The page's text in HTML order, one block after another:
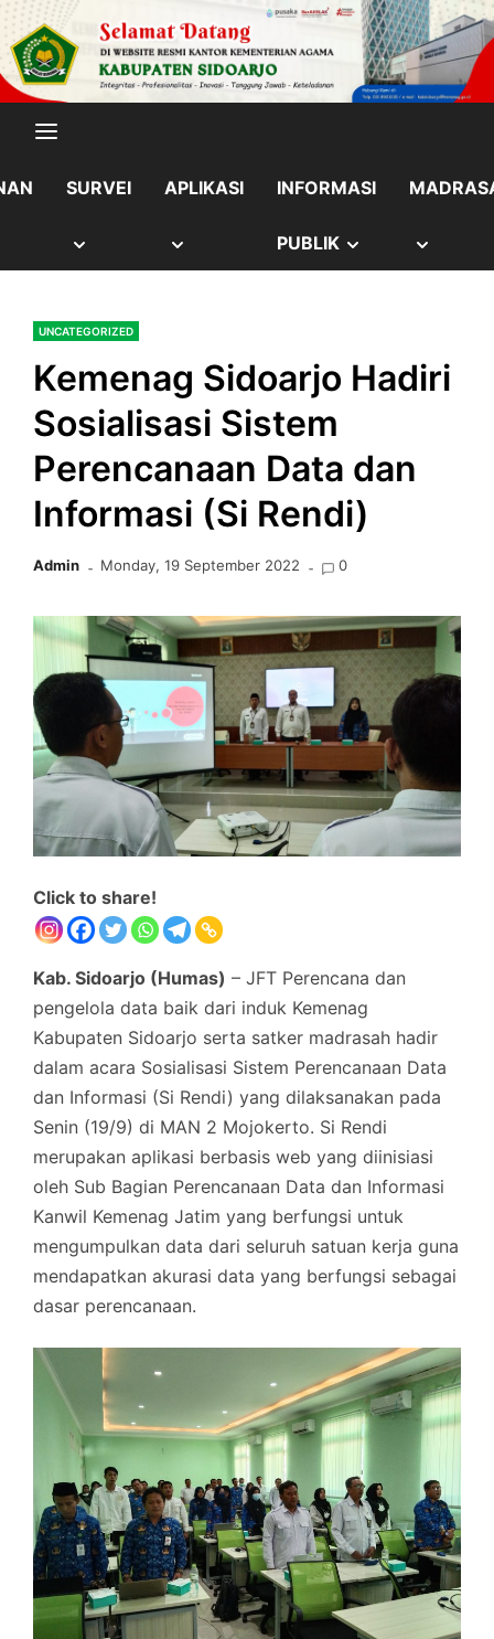
content
Skip
to
content
SURVEI APLIKASI INFORMASI
PUBLIK SHOW
UNCATEGORIZED
Kemenag Sidoarjo Hadiri
Sosialisasi Sistem
Perencanaan Data dan
Informasi (Si Rendi)
Admin Monday, 19 September 2022 0
Click to share!
Kab. Sidoarjo (Humas) – JFT Perencana dan
pengelola data baik dari induk Kemenag
Kabupaten Sidoarjo serta satker madrasah hadir
dalam acara Sosialisasi Sistem Perencanaan Data
dan Informasi (Si Rendi) yang dilaksanakan pada
Senin (19/9) di MAN 2 Mojokerto. Si Rendi
merupakan aplikasi berbasis web yang diinisiasi
oleh Sub Bagian Perencanaan Data dan Informasi
Kanwil Kemenag Jatim yang berfungsi untuk
mengumpulkan data dari seluruh satuan kerja guna
mendapatkan akurasi data yang berfungsi sebagai
dasar perencanaan.